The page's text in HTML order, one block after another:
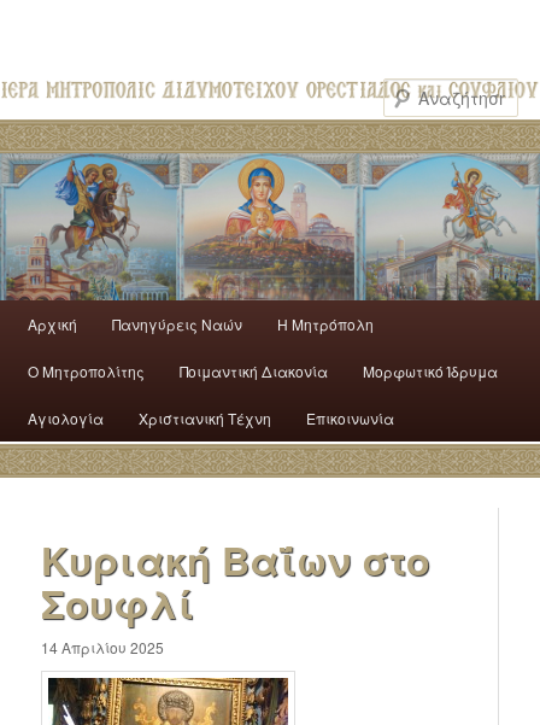
Αρχική Πανηγύρεις Ναών H Mητρόπολη
Ο Mητροπολίτης Ποιμαντική Διακονία Μορφωτικό Ίδρυμα
Αγιολογία Χριστιανική Τέχνη Επικοινωνία
Κυριακή Βαΐων στο
Σουφλί
14 Απριλίου 2025